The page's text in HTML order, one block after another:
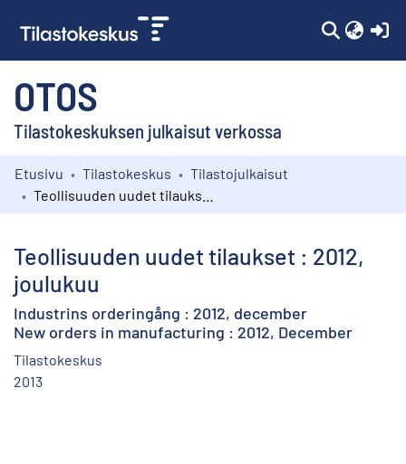
OTOS
Tilastokeskuksen julkaisut verkossa
Kokoelmat
Etusivu Tilastokeskus
Tilastojulkaisut
Teollisuuden uudet tilaukset : 2012,
joulukuu
Industrins orderingång : 2012, december
New orders in manufacturing : 2012, December
Tilastokeskus
2013